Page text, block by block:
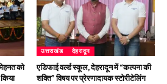
को
उत्तराखंड देहरादून
एडिफाई वर्ल्ड स्कूल, देहरादून में “कल्पना की
शक्ति” विषय पर प्रेरणादायक स्टोरीटेलिंग